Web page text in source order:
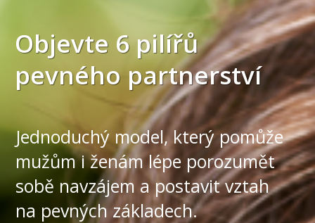
Objevte 6 pilířů
pevného partnerství
Jednoduchý model, který pomůže
mužům i ženám lépe porozumět
sobě navzájem a postavit vztah
na pevných základech.